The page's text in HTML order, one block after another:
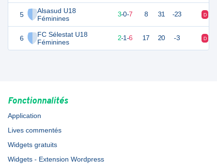
5
Alsasud U18
Féminines
6
FC Sélestat U18
Féminines
3-0-7 8 31 -23 D
6 2-1-6 17 20 -3 D
Fonctionnalités
Application
Lives commentés
Widgets gratuits
Widgets - Extension Wordpress